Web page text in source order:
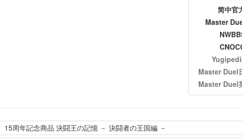
简中官
Master
Master Duel
Master Duel
15周年記念商品 決闘王の記憶 － 決闘者の王国編 －